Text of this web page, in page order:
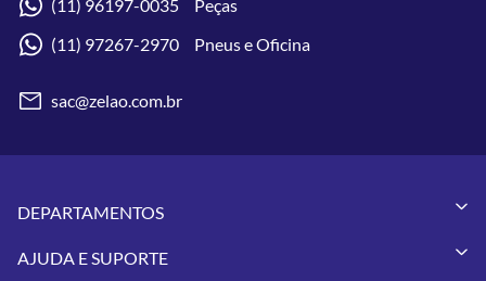
(11) 96197-0035 Peças
(11) 97267-2970 Pneus e Oficina
sac@zelao.com.br
DEPARTAMENTOS
Vestuários
AJUDA E SUPORTE